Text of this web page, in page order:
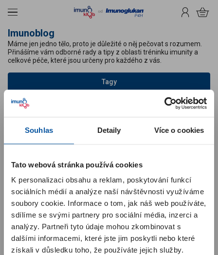
Souhlas Detaily Více o cookies
Tato webová stránka používá cookies
K personalizaci obsahu a reklam, poskytování funkcí
sociálních médií a analýze naší návštěvnosti využíváme
soubory cookie. Informace o tom, jak náš web používáte,
sdílíme se svými partnery pro sociální média, inzerci a
analýzy. Partneři tyto údaje mohou zkombinovat s
dalšími informacemi, které jste jim poskytli nebo které
získali v důsledku toho, že používáte jejich služby.
na obsah
Menu PřihlášeníKošík
Imunoblog
Máme jen jedno tělo, proto je důležité o něj pečovat s rozumem.
Přinášíme vám odborné rady a tipy z oblasti tréninku imunity a
celkové péče, které jsou určeny pro každého z vás.
Tagy
Žádný blogový článek nesplňuje požadavky vašeho filtru.
Souhlasím sezpracováním osobních údajů
v souvislosti se
zasíláním newsletteru.*
PŘIHLÁSIT SE
Upozornění pro zákazníky
Milí zákazníci, spustili jsme pro vásnový Imunoklub. Kódy z
krabiček už není potřeba zadávat – body za nákup se vám
automaticky připíší po zaplacení objednávky. Body ze starého
Imunoklubu se do nového nepřenášejí a začínají se sbírat od
začátku. Po registraci nebo po prvním přihlášení začínáte na
. Pokud jste byli v předchozím Imunoklubu
členem, automaticky jsme vás zařadili do úrovněGOLD. Více
informací najdetev sekci Imunoklub.